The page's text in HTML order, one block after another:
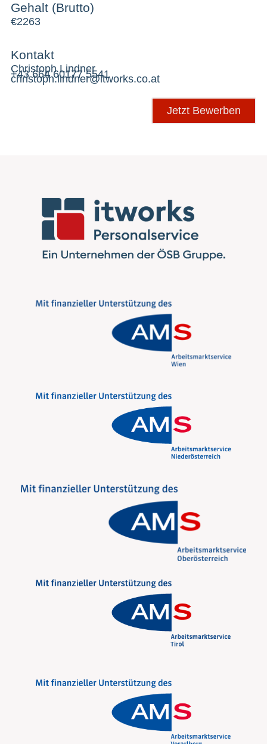
Gehalt (Brutto)
€2263
Kontakt
Christoph Lindner
+43 664 60177 5541
christoph.lindner@itworks.co.at
Jetzt Bewerben